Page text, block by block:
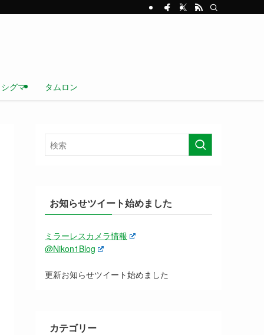
シグマ タムロン
お知らせツイート始めました
ミラーレスカメラ情報
@Nikon1Blog
更新お知らせツイート始めました
カテゴリー